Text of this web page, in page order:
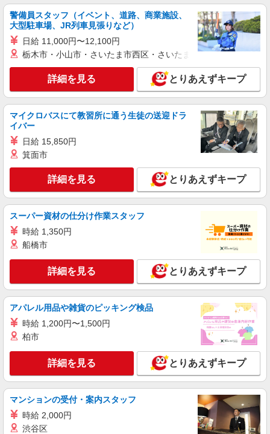
キープ 詳細を見る
アルバイト パート 派遣社員
日研トータルソーシング株式会社 メディカルケア事業部/京都オフィ
看護助手（ナースエイド）
時給1,350円 ★週払いOK（規定あり） ※給与
幅は経験・能力による
京都府京都市左京区 【最寄駅】叡山電鉄叡山
詳細を見る
日研トータルソーシング株式会社 メディカルケア事業部/京都オフィ
ス【看護助手】
看護助手（病院）
詳細を見る
アルバイト パート 派遣社員
日研トータルソーシング株式会社 メディカルケア事業部/京都オフィ
ス【看護助手】
時給1,350円 ★週払いOK（規定あり） ※給与
幅は経験・能力による
京都府京都市左京区 【最寄駅】叡山電鉄叡山
本線「茶山・京都芸術大学」駅
詳細を見る
警備員スタッフ（イベント、道路、商業施設、
大型駐車場、JR列車見張りなど）
日給 11,000円〜12,100円
栃木市・小山市・さいたま市西区・さいたま市岩槻区・久喜市・
詳細を見る とりあえずキープ
マイクロバスにて教習所に通う生徒の送迎ドラ
イバー
日給 15,850円
箕面市
詳細を見る とりあえずキープ
スーパー資材の仕分け作業スタッフ
時給 1,350円
船橋市
詳細を見る とりあえずキープ
アパレル用品や雑貨のピッキング検品
時給 1,200円〜1,500円
柏市
詳細を見る とりあえずキープ
マンションの受付・案内スタッフ
時給 2,000円
渋谷区